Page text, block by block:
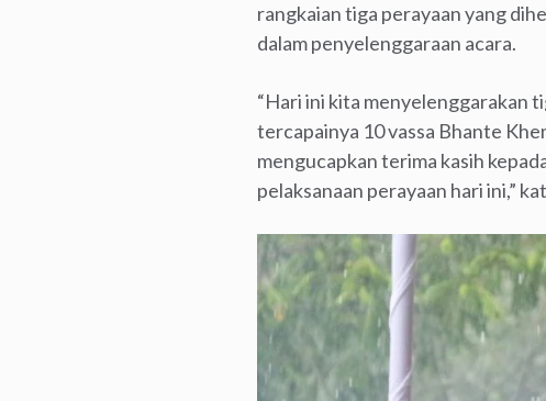
rangkaian tiga perayaan yang
dalam penyelenggaraan acara.
“Hari ini kita menyelenggarakan
tercapainya 10 vassa Bhante
mengucapkan terima kasih
pelaksanaan perayaan hari ini,”